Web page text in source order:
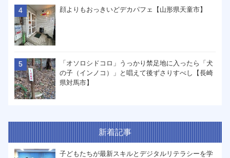
顔よりもおっきいどデカパフェ【山形県天童市】
「オソロシドコロ」うっかり禁足地に入ったら「犬
の子（インノコ）」と唱えて後ずさりすべし【長崎
県対馬市】
新着記事
子どもたちが最新スキルとデジタルリテラシーを学